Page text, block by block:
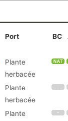
Port BC
Plante
herbacée
Plante
herbacée
Plante